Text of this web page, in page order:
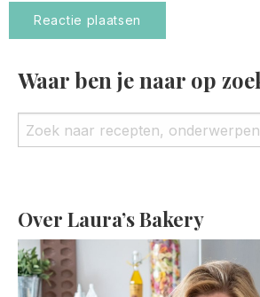
Waar ben je naar op
Over Laura’s Bakery